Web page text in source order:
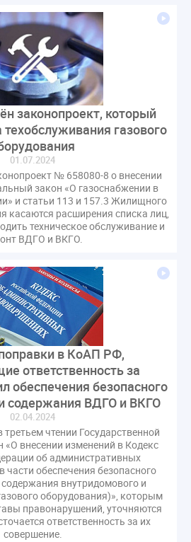
общее имущество
ЖКХ
саморегулирование
Альберт Короленко
КоАП РФ
Почта России
встреча
реформа
ответственность
платы
ВОК
ГД
Госсовет
Закон Хинштейна
данные ЕГРН
надзор
ЖКХ
законопроект
инициатива
ЖКХ
контроль
обсуждение
УК
реформирование ЖКХ
ВЦИОМ
Владимир Путин
ГУО
Геллер
Дезинфекция
Дума
Минстрой
законопроект, который
газового
01.07.2024
№ 658080-8 о внесении
закон «О газоснабжении в
и статьи 113 и 157.3 Жилищного
касаются расширения списка лиц,
техническое обслуживание и
ВДГО и ВКГО.
в КоАП РФ,
ответственность за
обеспечения безопасного
содержания ВДГО и ВКГО
02.04.2024
третьем чтении Государственной
внесении изменений в Кодекс
об административных
части обеспечения безопасного
внутридомового и
оборудования)», которым
правонарушений, уточняются
ответственность за их
совершение.